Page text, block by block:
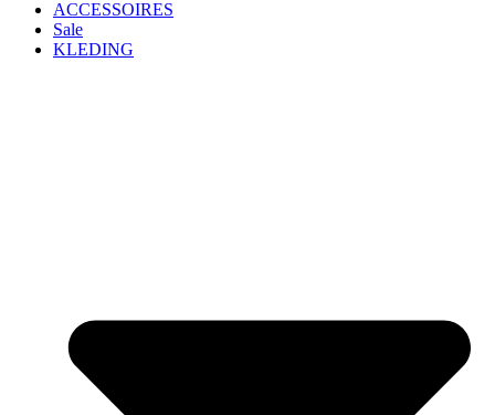
ACCESSOIRES
Sale
KLEDING